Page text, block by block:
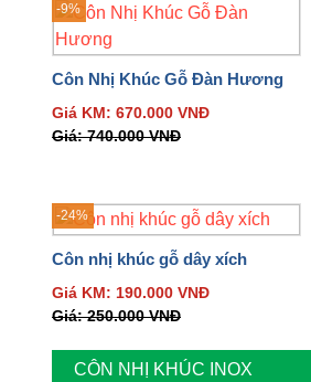
Hiện tại, shop đang kinh doanh
1. Côn nhị khúc inox:
-9%
Côn Nhị Khúc Gỗ Đàn Hương
Giá KM: 670.000 VNĐ
Giá:740.000VNĐ
-24%
Côn nhị khúc gỗ dây xích
Giá KM: 190.000 VNĐ
Giá:250.000VNĐ
CÔN NHỊ KHÚC INOX